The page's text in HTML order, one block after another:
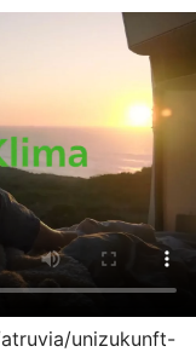
unizukunft-